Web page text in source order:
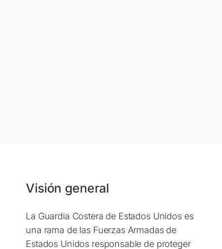
Visión general
La Guardia Costera de Estados Unidos es
una rama de las Fuerzas Armadas de
Estados Unidos responsable de proteger